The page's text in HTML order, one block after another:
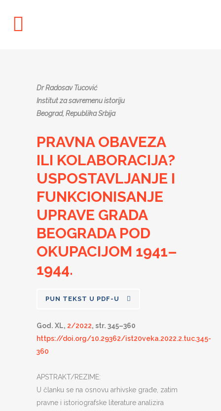
Dr Radosav Tucović
Institut za savremenu istoriju
Beograd, Republika Srbija
PRAVNA OBAVEZA
ILI KOLABORACIJA?
USPOSTAVLJANJE I
FUNKCIONISANJE
UPRAVE GRADA
BEOGRADA POD
OKUPACIJOM 1941–
1944.
PUN TEKST U PDF-U
God. XL, 2/2022, str. 345–360
https://doi.org/10.29362/ist20veka.2022.2.tuc.345-
360
APSTRAKT/REZIME:
U članku se na osnovu arhivske građe, zatim
pravne i istoriografske literature analizira